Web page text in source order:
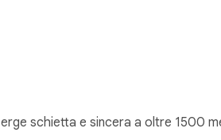
schietta e sincera a oltre 1500